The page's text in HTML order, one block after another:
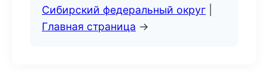
Сибирский федеральный округ
Главная страница →